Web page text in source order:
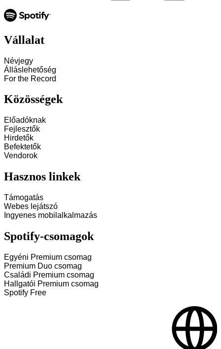
Vállalat
Névjegy
Álláslehetőség
For the Record
Közösségek
Előadóknak
Fejlesztők
Hirdetők
Befektetők
Vendorok
Hasznos linkek
Támogatás
Webes lejátszó
Ingyenes mobilalkalmazás
Spotify-csomagok
Egyéni Premium csomag
Premium Duo csomag
Családi Premium csomag
Hallgatói Premium csomag
Spotify Free